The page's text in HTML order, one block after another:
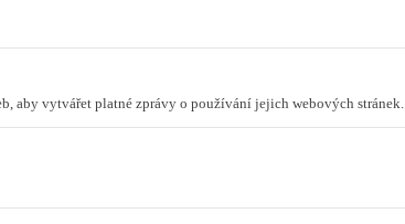
aby vytvářet platné zprávy o používání jejich webových stránek.